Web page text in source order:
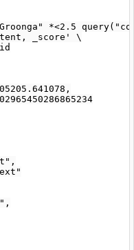
*<2.5
_score' \